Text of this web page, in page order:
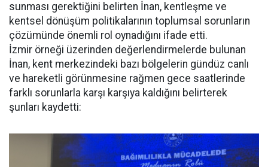
sunması gerektiğini belirten İnan, kentleşme ve
kentsel dönüşüm politikalarının toplumsal sorunların
çözümünde önemli rol oynadığını ifade etti.
İzmir örneği üzerinden değerlendirmelerde bulunan
İnan, kent merkezindeki bazı bölgelerin gündüz canlı
ve hareketli görünmesine rağmen gece saatlerinde
farklı sorunlarla karşı karşıya kaldığını belirterek
şunları kaydetti: